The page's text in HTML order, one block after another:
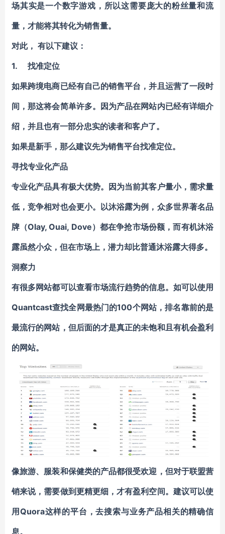
场其实是一个数字游戏，所以这需要庞大的粉丝量和流
量，才能将其转化为销售量。
对此， 有以下建议：
1. 找准定位
如果跨境电商已经有自己的销售平台，并且运营了一段时
间，那这将会简单许多。因为产品在网站内已经有详细介
绍，并且也有一部分忠实的读者和客户了。
如果是新手，那么建议先为销售平台找准定位。
寻找专业化产品
专业化产品具有极大优势。因为当前其客户量小，需求量
低，竞争相对也会更小。以沐浴露为例，众多世界著名品
牌（Olay, Ouai, Dove）都在争抢市场份额，而有机沐浴
露虽然小众，但在市场上，潜力却比普通沐浴露大得多。
洞察力
有很多网站都可以查看市场流行趋势的信息。如可以使用
Quantcast查找全网最热门的100个网站，排名靠前的是
最流行的网站，但后面的才是真正的未饱和且有机会盈利
的网站。
像旅游、服装和保健类的产品都很受欢迎，但对于联盟营
销来说，需要做到更精更细，才有盈利空间。建议可以使
用Quora这样的平台，去搜索与业务产品相关的精确信
息。